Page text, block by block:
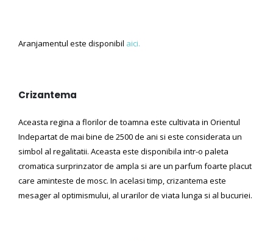
Aranjamentul este disponibil aici.
Crizantema
Aceasta regina a florilor de toamna este cultivata in Orientul
Indepartat de mai bine de 2500 de ani si este considerata un
simbol al regalitatii. Aceasta este disponibila intr-o paleta
cromatica surprinzator de ampla si are un parfum foarte placut
care aminteste de mosc. In acelasi timp, crizantema este
mesager al optimismului, al urarilor de viata lunga si al bucuriei.